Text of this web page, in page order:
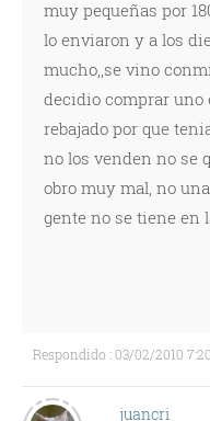
muy pequeñas por
lo enviaron y a los
mucho,,se vino
decidio comprar uno
rebajado por que
no los venden no se
obro muy mal, no
gente no se tiene en
Respondido : 03/02/2010
juancri